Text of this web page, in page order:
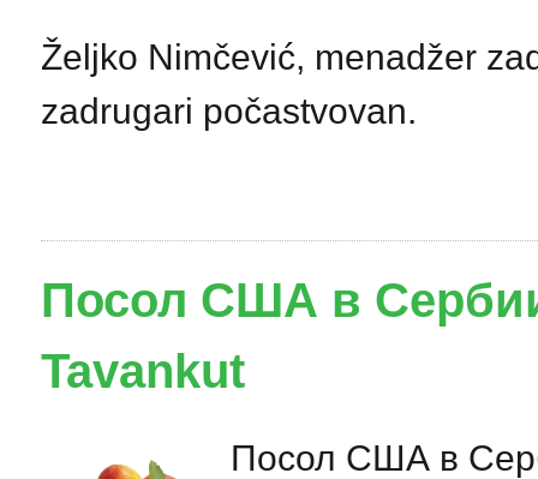
Željko Nimčević, menadžer
zadrugari počastvovan.
Посол США в
Tavankut
Посол США в